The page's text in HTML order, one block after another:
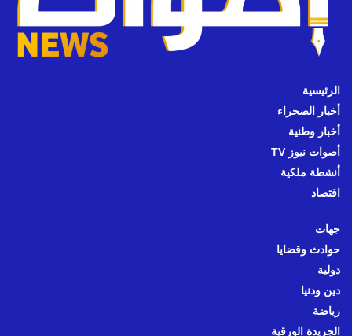
الرئيسية
أخبار الصحراء
أخبار وطنية
أصوات نيوز TV
أنشطة ملكية
اقتصاد
جهات
حوادث وقضايا
دولية
دين ودنيا
رياضة
الجريدة الورقية